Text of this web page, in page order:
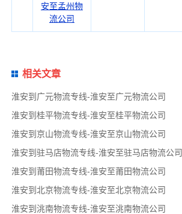
安至孟州物
流公司
相关文章
淮安到广元物流专线-淮安至广元物流公司
淮安到桂平物流专线-淮安至桂平物流公司
淮安到京山物流专线-淮安至京山物流公司
淮安到驻马店物流专线-淮安至驻马店物流公司
淮安到莆田物流专线-淮安至莆田物流公司
淮安到北京物流专线-淮安至北京物流公司
淮安到洮南物流专线-淮安至洮南物流公司